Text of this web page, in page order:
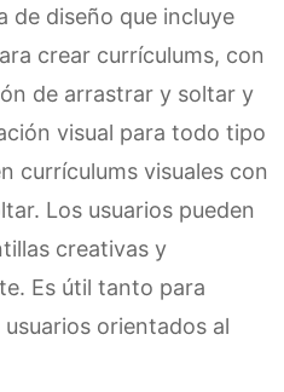
de diseño que incluye
crear currículums, con
de arrastrar y soltar y
visual para todo tipo
currículums visuales con
Los usuarios pueden
creativas y
Es útil tanto para
orientados al